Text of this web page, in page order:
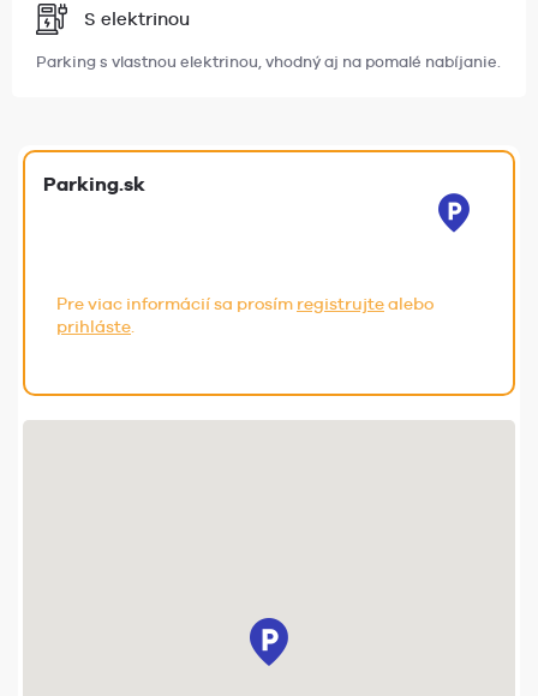
S elektrinou
Parking s vlastnou elektrinou, vhodný aj na pomalé nabíjanie.
Parking.sk
Pre viac informácií sa prosím registrujtealebo
prihláste